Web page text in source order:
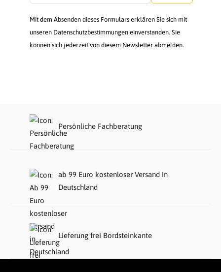
Mit dem Absenden dieses Formulars erklären Sie sich mit
unseren Datenschutzbestimmungen einverstanden. Sie
können sich jederzeit von diesem Newsletter abmelden.
Persönliche Fachberatung
ab 99 Euro kostenloser Versand in
Deutschland
Lieferung frei Bordsteinkante